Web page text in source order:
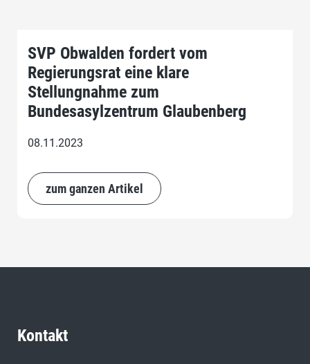
SVP Obwalden fordert vom
Regierungsrat eine klare
Stellungnahme zum
Bundesasylzentrum Glaubenberg
08.11.2023
zum ganzen Artikel
Kontakt